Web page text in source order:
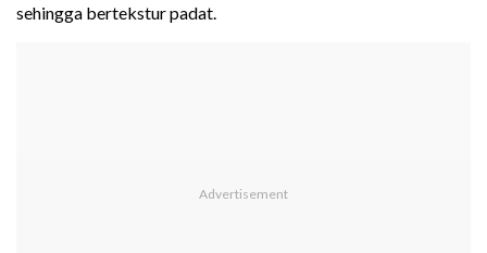
sehingga bertekstur padat.